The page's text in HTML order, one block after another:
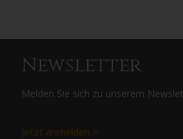
Newsletter
Melden Sie sich zu unserem
Jetzt anmelden >